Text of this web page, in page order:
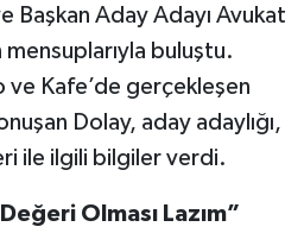
Başkan Aday Adayı Avukat
mensuplarıyla buluştu.
Kafe’de gerçekleşen
Dolay, aday adaylığı,
ile ilgili bilgiler verdi.
Olması Lazım”